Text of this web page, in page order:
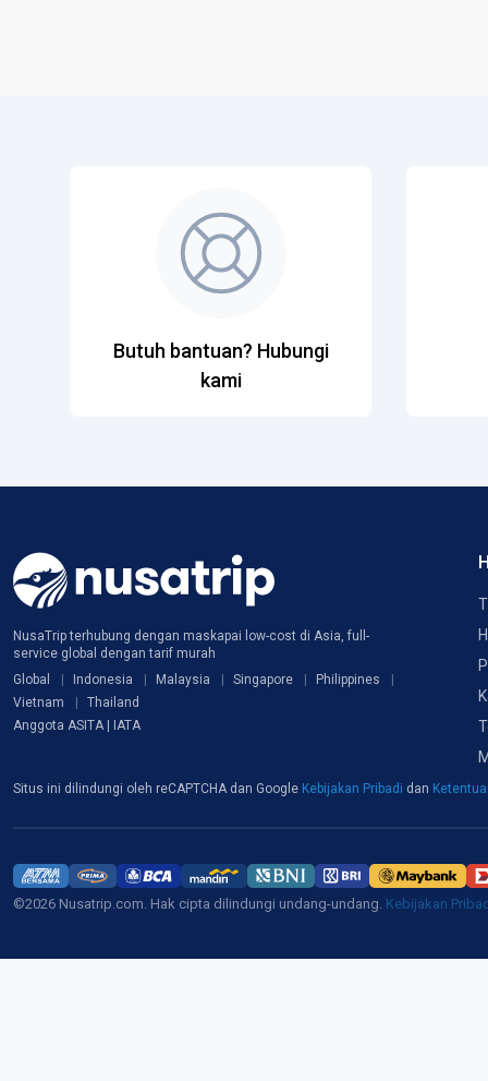
Butuh bantuan? Hubungi
kami
NusaTrip terhubung dengan maskapai low-cost di Asia, full-
service global dengan tarif murah
Global
Indonesia Malaysia Singapore
Philippines
Vietnam
Thailand
Anggota ASITA | IATA
Situs ini dilindungi oleh reCAPTCHA dan Google Kebijakan Pribadi dan
©2026 Nusatrip.com. Hak cipta dilindungi undang-undang. Kebijakan